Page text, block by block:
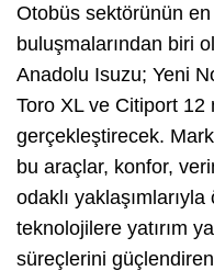
Otobüs sektörünün
buluşmalarından biri
Anadolu Isuzu; Yeni
Toro XL ve Citiport 12
gerçekleştirecek.
bu araçlar, konfor,
odaklı
teknolojilere yatırım
süreçlerini